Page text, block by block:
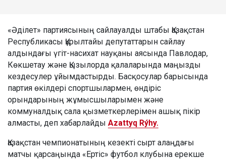
«Әділет» партиясының сайлауалды штабы Қазақстан
Республикасы Құрылтайы депутаттарын сайлау
алдындағы үгіт-насихат науқаны аясында Павлодар,
Көкшетау және Қызылорда қалаларында маңызды
кездесулер ұйымдастырды. Басқосулар барысында
партия өкілдері спортшылармен, өндіріс
орындарының жұмысшыларымен және
коммуналдық сала қызметкерлерімен ашық пікір
алмасты, деп хабарлайды Azattyq Rýhy.
Қазақстан чемпионатының кезекті сырт алаңдағы
матчы қарсаңында «Ертіс» футбол клубына ерекше